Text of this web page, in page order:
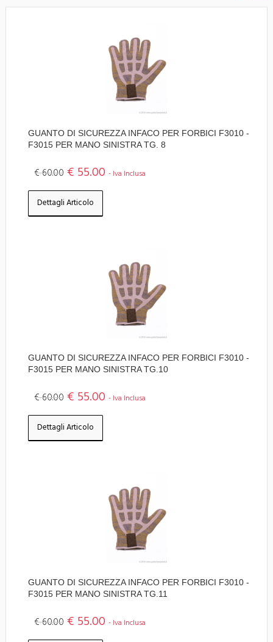
GUANTO DI SICUREZZA INFACO PER FORBICI F3010 -
F3015 PER MANO SINISTRA TG. 8
€ 60.00 € 55.00 - Iva Inclusa
Dettagli Articolo
GUANTO DI SICUREZZA INFACO PER FORBICI F3010 -
F3015 PER MANO SINISTRA TG.10
€ 60.00 € 55.00 - Iva Inclusa
Dettagli Articolo
GUANTO DI SICUREZZA INFACO PER FORBICI F3010 -
F3015 PER MANO SINISTRA TG.11
€ 60.00 € 55.00 - Iva Inclusa